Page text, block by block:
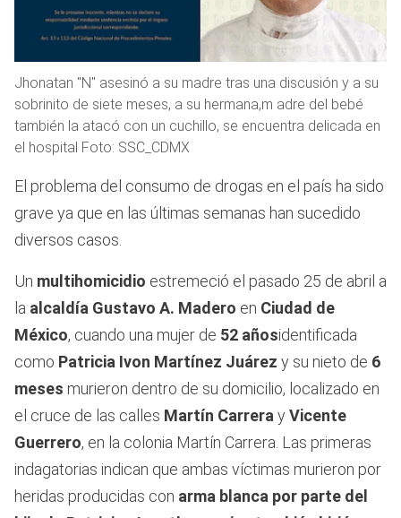
Jhonatan "N" asesinó a su madre tras una discusión y a su
sobrinito de siete meses, a su hermana,m adre del bebé
también la atacó con un cuchillo, se encuentra delicada en
el hospital Foto: SSC_CDMX
El problema del consumo de drogas en el país ha sido
grave ya que en las últimas semanas han sucedido
diversos casos.
Un multihomicidio estremeció el pasado 25 de abril a
la alcaldía Gustavo A. Madero en Ciudad de
México, cuando una mujer de 52 añosidentificada
como Patricia Ivon Martínez Juárez y su nieto de 6
meses murieron dentro de su domicilio, localizado en
el cruce de las calles Martín CarrerayVicente
Guerrero, en la colonia Martín Carrera. Las primeras
indagatorias indican que ambas víctimas murieron por
heridas producidas con arma blanca por parte del